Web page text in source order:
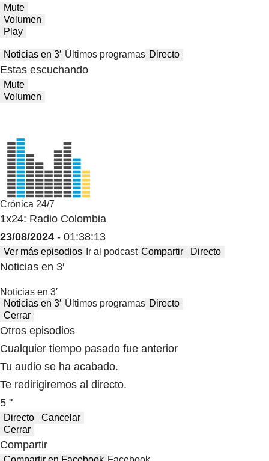
Mute
Volumen
Play
Noticias en 3′ Últimos programas Directo
Estas escuchando
Mute
Volumen
Crónica 24/7
1x24: Radio Colombia
23/08/2024 - 01:38:13
Ver más episodios Ir al podcast Compartir Directo
Noticias en 3′
Noticias en 3′
Noticias en 3′ Últimos programas Directo
Cerrar
Otros episodios
Cualquier tiempo pasado fue anterior
Tu audio se ha acabado.
Te redirigiremos al directo.
5 "
Directo
Cancelar
Cerrar
Compartir